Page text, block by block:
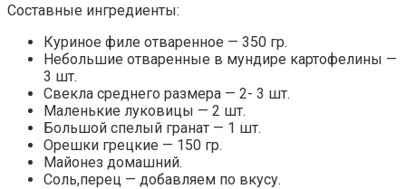
Составные ингредиенты:
Куриное филе отваренное — 350 гр.
Небольшие отваренные в мундире картофелины —
3 шт.
Свекла среднего размера — 2- 3 шт.
Маленькие луковицы — 2 шт.
Большой спелый гранат — 1 шт.
Орешки грецкие — 150 гр.
Майонез домашний.
Соль,перец — добавляем по вкусу.